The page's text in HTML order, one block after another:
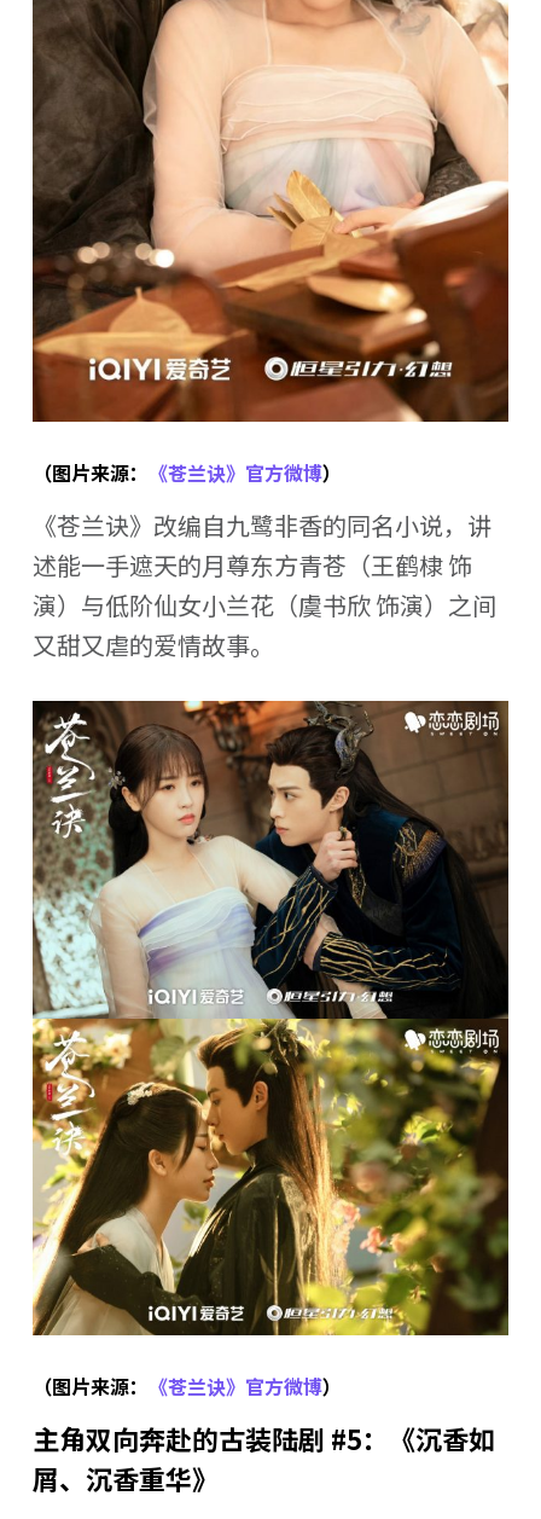
（图片来源： 《苍兰诀》官方微博）
《苍兰诀》改编自九鹭非香的同名小说，讲
述能一手遮天的月尊东方青苍（王鹤棣 饰
演）与低阶仙女小兰花（虞书欣 饰演）之间
又甜又虐的爱情故事。
（图片来源： 《苍兰诀》官方微博）
主角双向奔赴的古装陆剧 #5：《沉香如
屑、沉香重华》